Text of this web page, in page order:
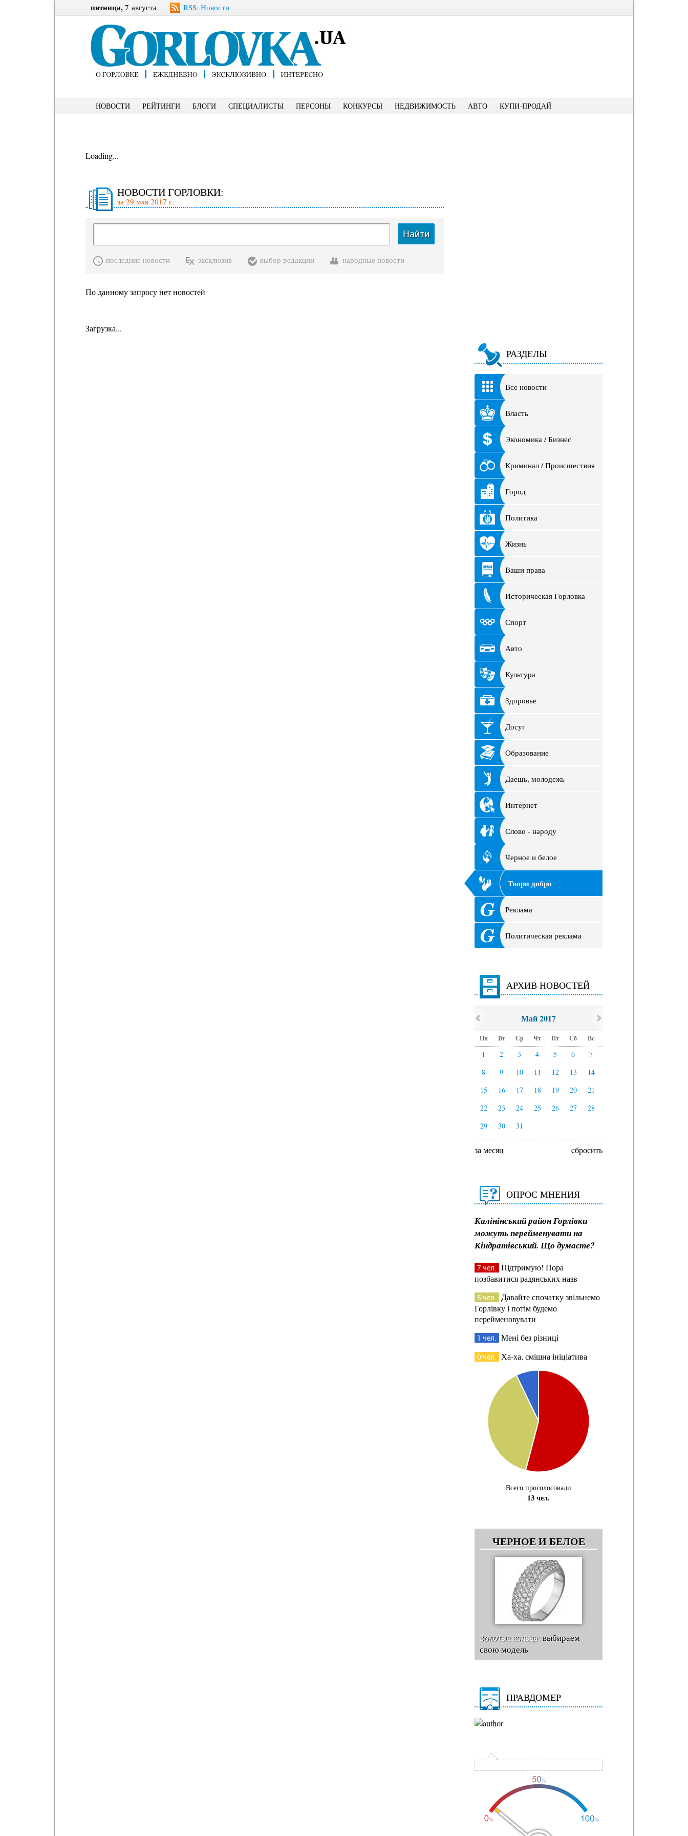
пятница, 7 августа RSS: Новости
НОВОСТИ РЕЙТИНГИ БЛОГИ СПЕЦИАЛИСТЫ ПЕРСОНЫ КОНКУРСЫ НЕДВИЖИМОСТЬ АВТО КУПИ-ПРОДАЙ
Loading...
НОВОСТИ ГОРЛОВКИ:
за 29 мая 2017 г.
Найти
последние новости эксклюзив выбор редакции народные новости
По данному запросу нет новостей
Загрузка...
РАЗДЕЛЫ
Все новости
Власть
Экономика / Бизнес
Криминал / Происшествия
Город
Политика
Жизнь
Ваши права
Историческая Горловка
Спорт
Авто
Культура
Здоровье
Досуг
Образование
Даешь, молодежь
Интернет
Слово - народу
Черное и белое
Твори добро
Реклама
Политическая реклама
АРХИВ НОВОСТЕЙ
Май 2017
Пн Вт Ср Чт Пт Сб Вс
1 2 3 4 5 6
7
8
9 10 11 12 13
14
15
16 17 18 19 20
21
22
23 24 25 26 27
28
29
30 31
за месяц cбросить
ОПРОС МНЕНИЯ
Калінінський район Горлівки
можуть перейменувати на
Кіндратівський. Що думаєте?
7 чел. Підтримую! Пора
позбавитися радянських назв
5 чел. Давайте спочатку звільнемо
Горлівку і потім будемо
перейменовувати
1 чел. Мені без різниці
0 чел. Ха-ха, смішна ініціатива
Всего проголосовали
13 чел.
ЧЕРНОЕ И БЕЛОЕ
Золотые кольца:выбираем
свою модель
ПРАВДОМЕР